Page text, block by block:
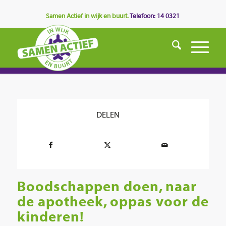
Samen Actief in wijk en buurt.Telefoon: 14 0321
DELEN
Boodschappen doen, naar
de apotheek, oppas voor de
kinderen!